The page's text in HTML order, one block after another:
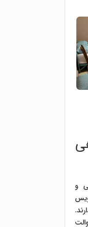
و